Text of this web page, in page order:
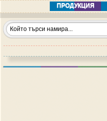
ПРОДУКЦИЯ